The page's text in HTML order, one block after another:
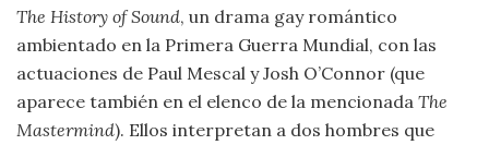
The History of Sound, un drama gay romántico
ambientado en la Primera Guerra Mundial, con las
actuaciones de Paul Mescal y Josh O’Connor (que
aparece también en el elenco de la mencionada The
Mastermind). Ellos interpretan a dos hombres que